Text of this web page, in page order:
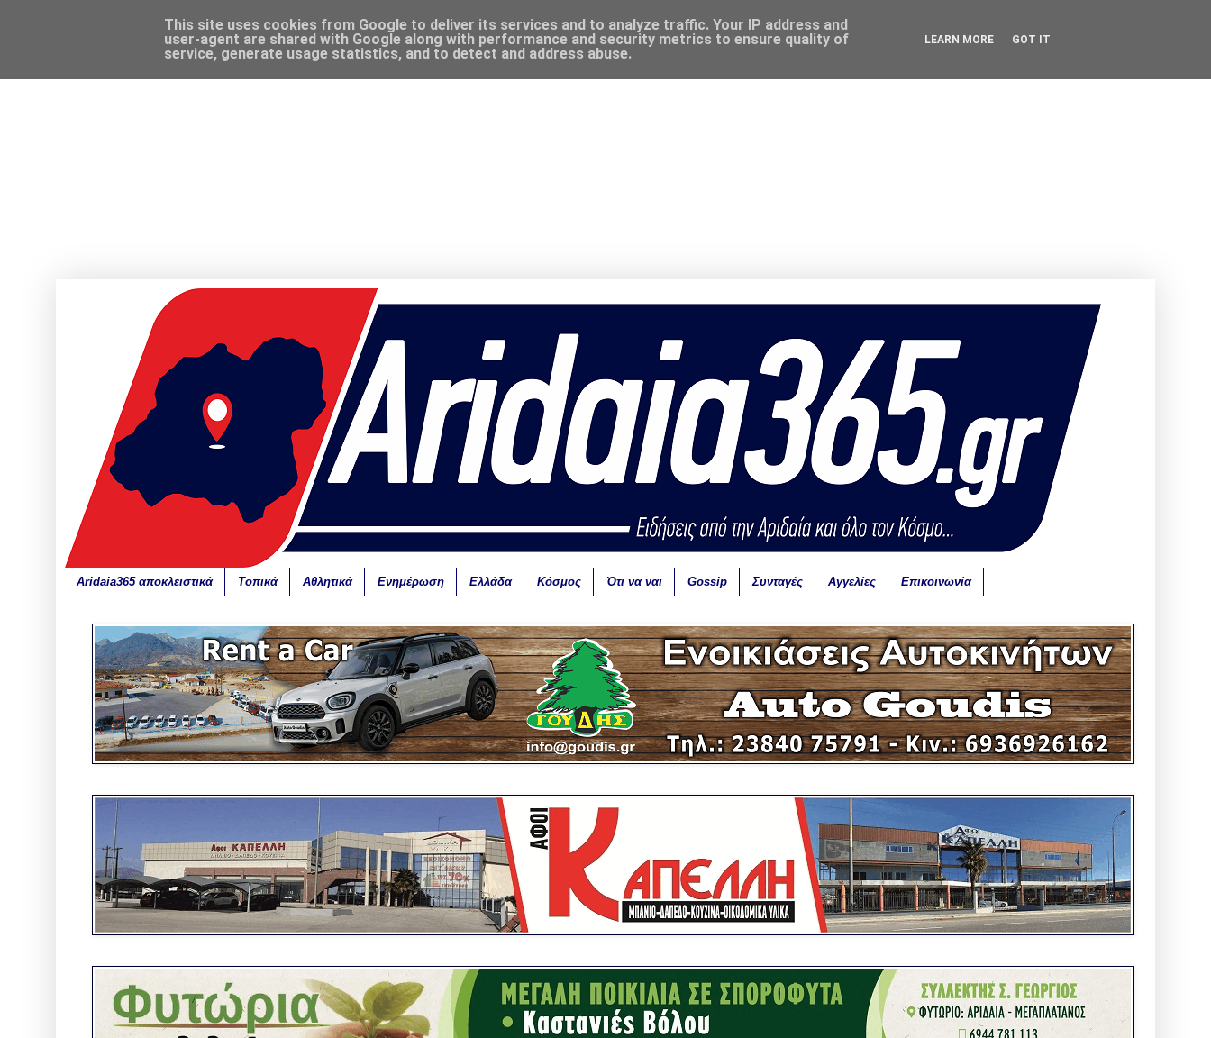
Aridaia365 αποκλειστικά Τοπικά Αθλητικά Ενημέρωση Ελλάδα Κόσμος Ότι να ναι Gossip Συνταγές Αγγελίες Επικοινωνία
This site uses cookies from Google to deliver its services and to analyze traffic. Your IP address and
user-agent are shared with Google along with performance and security metrics to ensure quality of
service, generate usage statistics, and to detect and address abuse.
LEARN MORE GOT IT